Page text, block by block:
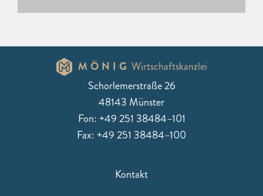
MÖNIG Wirtschaftskanzlei
Schorlemerstraße 26
48143 Münster
Fon: +49 251 38484–101
Fax: +49 251 38484–100
Kontakt